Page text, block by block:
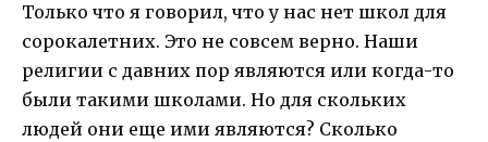
Только что я говорил, что у нас нет школ для
сорокалетних. Это не совсем верно. Наши
религии с давних пор являются или когда-то
были такими школами. Но для скольких
людей они еще ими являются? Сколько